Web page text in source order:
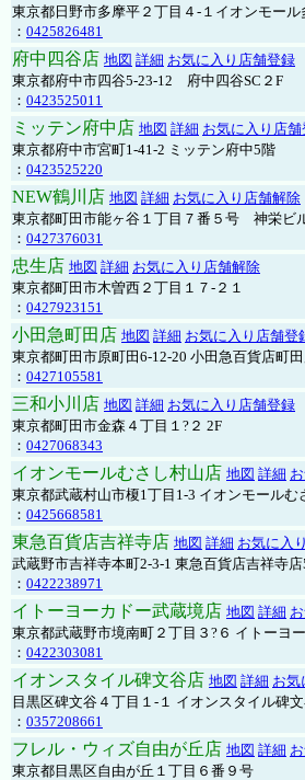
東京都日野市多摩平２丁目４-１イオンモー
： 0425826481
府中四谷店 地図 詳細 お気に入り店舗登録
東京都府中市四谷5-23-12 府中四谷SC２F
： 0423525011
ミッテン府中店 地図 詳細 お気に入り店舗
東京都府中市宮町1-41-2 ミッテン府中5階
： 0423525220
NEW鶴川店 地図 詳細 お気に入り店舗解除
東京都町田市能ヶ谷１丁目７番５号 神栄ビ
： 0427376031
忠生店 地図 詳細 お気に入り店舗解除
東京都町田市木曽西２丁目１７-２１
： 0427923151
小田急町田店 地図 詳細 お気に入り店舗登
東京都町田市原町田6-12-20 小田急百貨店町
： 0427105581
三和小川店 地図 詳細 お気に入り店舗登録
東京都町田市金森４丁目１?２ 2F
： 0427068343
イオンモールむさし村山店 地図 詳細
東京都武蔵村山市榎1丁目1-3 イオンモールむ
： 0425668581
東急百貨店吉祥寺店 地図 詳細 お気に入
武蔵野市吉祥寺本町2-3-1 東急百貨店吉祥寺
： 0422238971
イトーヨーカドー武蔵境店 地図 詳細
東京都武蔵野市境南町２丁目３?６ イトーヨ
： 0422303081
イオンスタイル碑文谷店 地図 詳細 お気
目黒区碑文谷４丁目１-１ イオンスタイル碑
： 0357208661
フレル・ウィズ自由が丘店 地図 詳細
東京都目黒区自由が丘１丁目６番９号